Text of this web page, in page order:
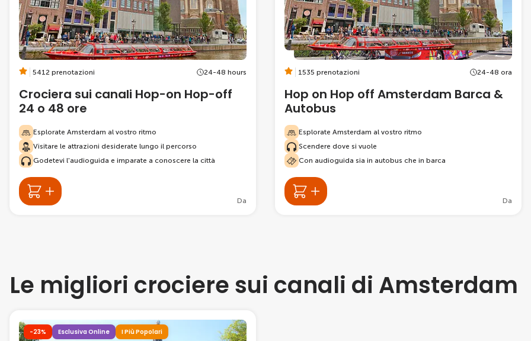
5412 prenotazioni 24-48 hours
Crociera sui canali Hop-on Hop-off
24 o 48 ore
Esplorate Amsterdam al vostro ritmo
Visitare le attrazioni desiderate lungo il percorso
Godetevi l'audioguida e imparate a conoscere la città
Da
1535 prenotazioni 24-48 ora
Hop on Hop off Amsterdam Barca &
Autobus
Esplorate Amsterdam al vostro ritmo
Scendere dove si vuole
Con audioguida sia in autobus che in barca
Da
Le migliori crociere sui canali di Amsterdam
-23% Esclusiva Online I Più Popolari